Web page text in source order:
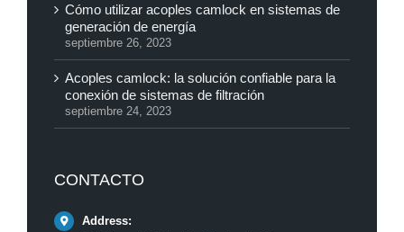
Cómo utilizar acoples camlock en sistemas de
generación de energía
septiembre 26, 2023
Acoples camlock: la solución confiable para la
conexión de sistemas de filtración
septiembre 24, 2023
CONTACTO
Address: